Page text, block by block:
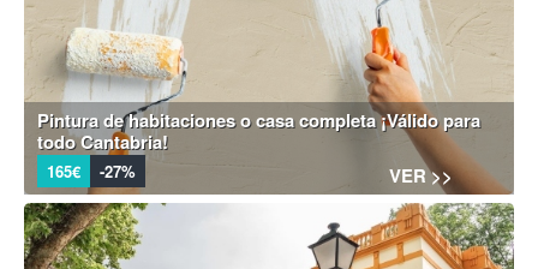
Pintura de habitaciones o casa completa ¡Válido para
todo Cantabria!
165€ -27% VER >>